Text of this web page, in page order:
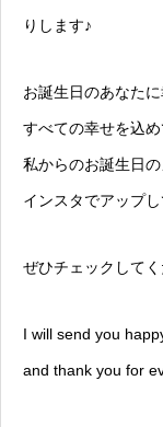
りします♪
お誕生日のあなた
すべての幸せを込め
私からのお誕生日
インスタでアップし
ぜひチェックして
I will send you
and thank you for